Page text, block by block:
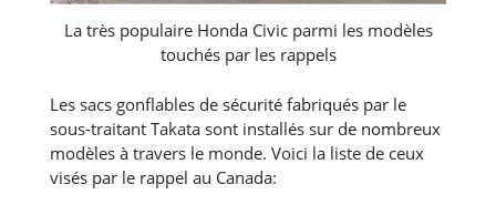
La très populaire Honda Civic parmi les modèles
touchés par les rappels
Les sacs gonflables de sécurité fabriqués par le
sous-traitant Takata sont installés sur de nombreux
modèles à travers le monde. Voici la liste de ceux
visés par le rappel au Canada: